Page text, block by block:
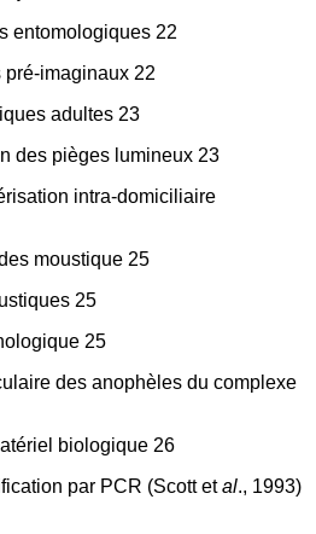
entomologiques 22
pré-imaginaux 22
adultes 23
des pièges lumineux 23
intra-domiciliaire
moustique 25
25
25
des anophèles du complexe
biologique 26
par PCR (Scott etal., 1993)